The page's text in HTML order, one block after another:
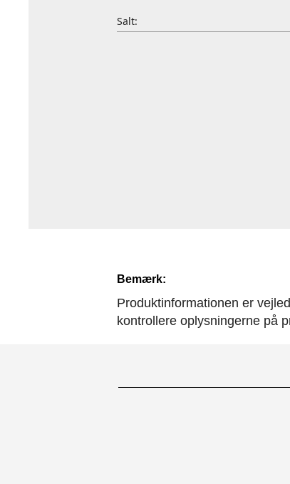
Salt:
Bemærk:
Produktinformationen er
kontrollere oplysningerne på